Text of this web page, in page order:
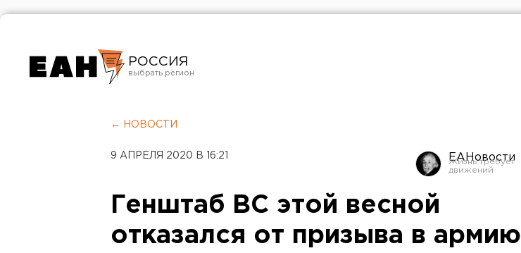
РОССИЯ
Челябинск
← НОВОСТИ
9 АПРЕЛЯ 2020 В 16:21 ЕАНовости
Генштаб ВС этой весной
отказался от призыва в армию